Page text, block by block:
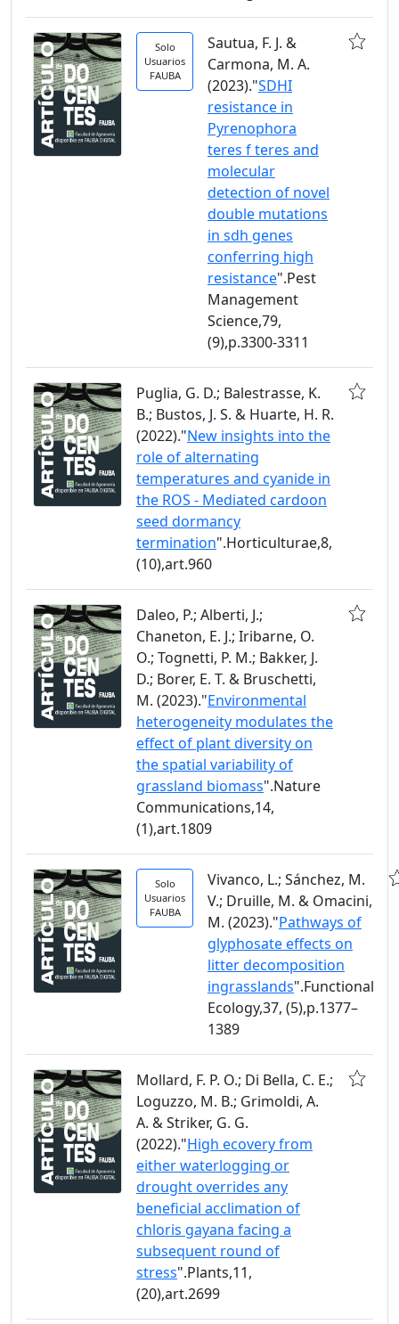
Solo
Usuarios
FAUBA
Sautua, F. J. &
Carmona, M. A.
(2023)."SDHI
resistance in
Pyrenophora
teres f teres and
molecular
detection of novel
double mutations
in sdh genes
conferring high
resistance".Pest
Management
Science,79,
(9),p.3300-3311
Puglia, G. D.; Balestrasse, K.
B.; Bustos, J. S. & Huarte, H. R.
(2022)."New insights into the
role of alternating
temperatures and cyanide in
the ROS - Mediated cardoon
seed dormancy
termination".Horticulturae,8,
(10),art.960
Daleo, P.; Alberti, J.;
Chaneton, E. J.; Iribarne, O.
O.; Tognetti, P. M.; Bakker, J.
D.; Borer, E. T. & Bruschetti,
M. (2023)."Environmental
heterogeneity modulates the
effect of plant diversity on
the spatial variability of
grassland biomass".Nature
Communications,14,
(1),art.1809
Solo
Usuarios
FAUBA
Vivanco, L.; Sánchez, M.
V.; Druille, M. & Omacini,
M. (2023)."Pathways of
glyphosate effects on
litter decomposition
ingrasslands".Functional
Ecology,37, (5),p.1377–
1389
Mollard, F. P. O.; Di Bella, C. E.;
Loguzzo, M. B.; Grimoldi, A.
A. & Striker, G. G.
(2022)."High ecovery from
either waterlogging or
drought overrides any
beneficial acclimation of
chloris gayana facing a
subsequent round of
stress".Plants,11,
(20),art.2699